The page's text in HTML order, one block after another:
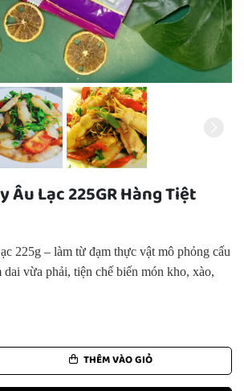
Âu Lạc 225GR Hàng Tiệt
225g – làm từ đạm thực vật mô phỏng cấu
vừa phải, tiện chế biến món kho, xào,
THÊM VÀO GIỎ